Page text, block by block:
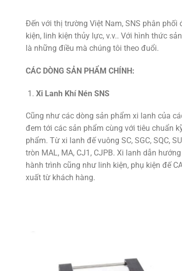
Đến với thị trường Việt Nam, SNS phân
kiện, linh kiện thủy lực, v.v.. Với hình thức
là những điều mà chúng tôi theo đuổi.
CÁC DÒNG SẢN PHẨM CHÍNH:
Xi Lanh Khí Nén SNS
Cũng như các dòng sản phẩm xi lanh của
đem tới các sản phẩm cùng với tiêu chuẩn
phẩm. Từ xi lanh đế vuông SC, SGC, SQC,
tròn MAL, MA, CJ1, CJPB. Xi lanh dẫn
hành trình cũng như linh kiện, phụ kiện đế
xuất từ khách hàng.